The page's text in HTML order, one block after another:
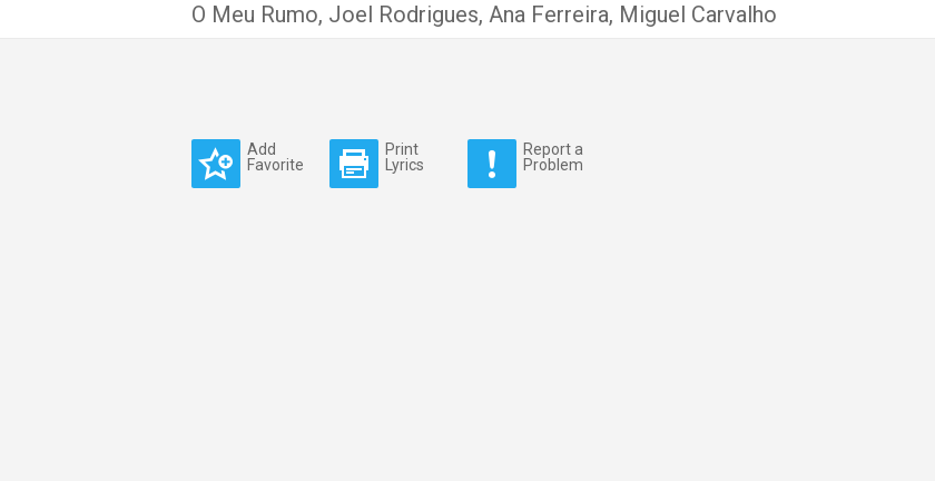
O Meu Rumo, Joel Rodrigues, Ana Ferreira, Miguel Carvalho
Add
Favorite
Print
Lyrics
Report a
Problem